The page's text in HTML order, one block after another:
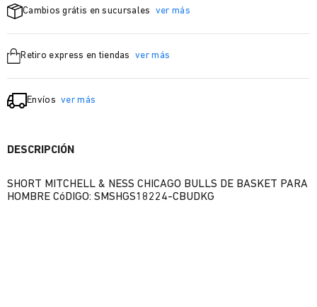
Cambios grátis en sucursales ver más
Retiro express en tiendas ver más
Envíos ver más
DESCRIPCIÓN
SHORT MITCHELL & NESS CHICAGO BULLS DE BASKET PARA
HOMBRE CóDIGO: SMSHGS18224-CBUDKG